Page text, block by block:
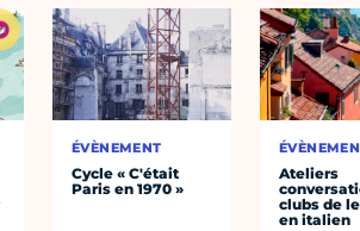
ÉVÈNEMENT
Cycle « C'était
Paris en 1970 »
Ateliers
clubs de
en italien